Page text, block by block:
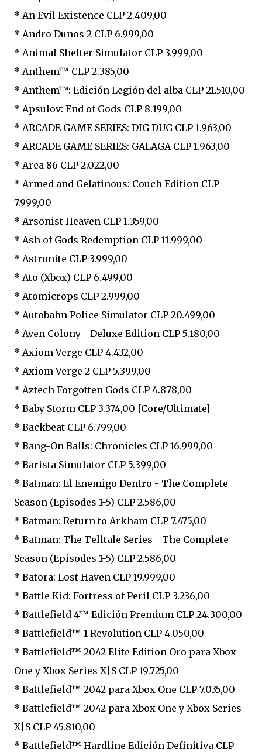
* An Evil Existence CLP 2.409,00
* Andro Dunos 2 CLP 6.999,00
* Animal Shelter Simulator CLP 3.999,00
* Anthem™ CLP 2.385,00
* Anthem™: Edición Legión del alba CLP 21.510,00
* Apsulov: End of Gods CLP 8.199,00
* ARCADE GAME SERIES: DIG DUG CLP 1.963,00
* ARCADE GAME SERIES: GALAGA CLP 1.963,00
* Area 86 CLP 2.022,00
* Armed and Gelatinous: Couch Edition CLP
7.999,00
* Arsonist Heaven CLP 1.359,00
* Ash of Gods Redemption CLP 11.999,00
* Astronite CLP 3.999,00
* Ato (Xbox) CLP 6.499,00
* Atomicrops CLP 2.999,00
* Autobahn Police Simulator CLP 20.499,00
* Aven Colony - Deluxe Edition CLP 5.180,00
* Axiom Verge CLP 4.432,00
* Axiom Verge 2 CLP 5.399,00
* Aztech Forgotten Gods CLP 4.878,00
* Baby Storm CLP 3.374,00 [Core/Ultimate]
* Backbeat CLP 6.799,00
* Bang-On Balls: Chronicles CLP 16.999,00
* Barista Simulator CLP 5.399,00
* Batman: El Enemigo Dentro - The Complete
Season (Episodes 1-5) CLP 2.586,00
* Batman: Return to Arkham CLP 7.475,00
* Batman: The Telltale Series - The Complete
Season (Episodes 1-5) CLP 2.586,00
* Batora: Lost Haven CLP 19.999,00
* Battle Kid: Fortress of Peril CLP 3.236,00
* Battlefield 4™ Edición Premium CLP 24.300,00
* Battlefield™ 1 Revolution CLP 4.050,00
* Battlefield™ 2042 Elite Edition Oro para Xbox
One y Xbox Series X|S CLP 19.725,00
* Battlefield™ 2042 para Xbox One CLP 7.035,00
* Battlefield™ 2042 para Xbox One y Xbox Series
X|S CLP 45.810,00
* Battlefield™ Hardline Edición Definitiva CLP